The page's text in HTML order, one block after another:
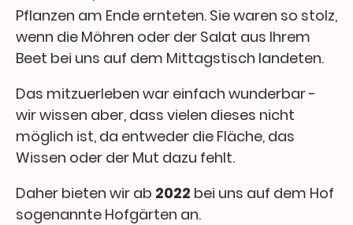
Pflanzen am Ende ernteten. Sie waren so stolz,
wenn die Möhren oder der Salat aus Ihrem
Beet bei uns auf dem Mittagstisch landeten.
Das mitzuerleben war einfach wunderbar -
wir wissen aber, dass vielen dieses nicht
möglich ist, da entweder die Fläche, das
Wissen oder der Mut dazu fehlt.
Daher bieten wir ab 2022 bei uns auf dem Hof
sogenannte Hofgärten an.